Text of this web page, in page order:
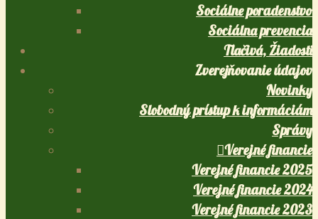
Sociálne poradenstvo
Sociálna prevencia
Tlačivá, Žiadosti
Zverejňovanie údajov
Novinky
Slobodný prístup k informáciám
Správy
Verejné financie
Verejné financie 2025
Verejné financie 2024
Verejné financie 2023